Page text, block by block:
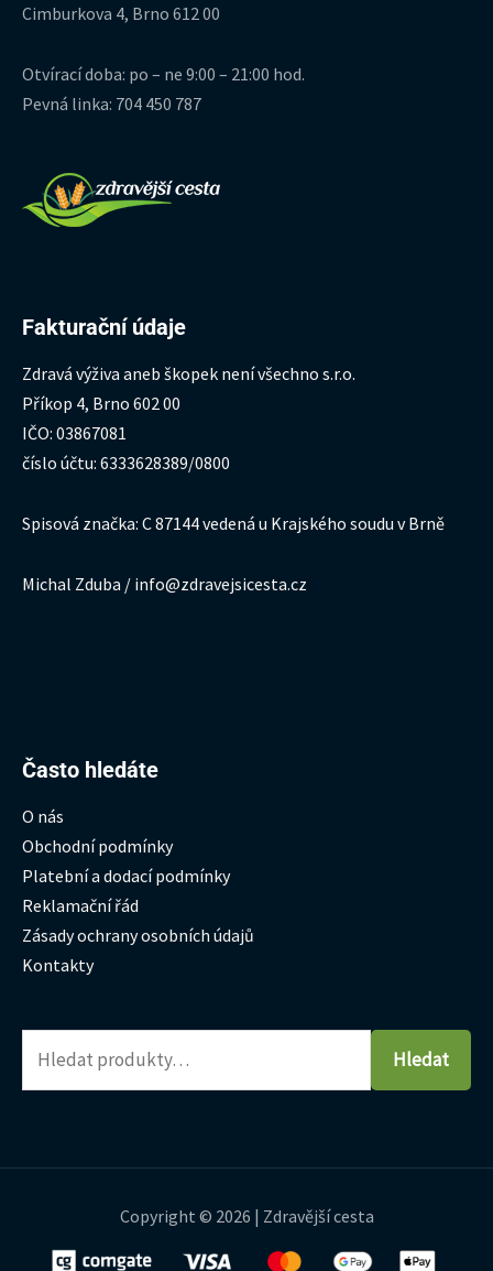
Cimburkova 4, Brno 612 00
Otvírací doba: po – ne 9:00 – 21:00 hod.
Pevná linka: 704 450 787
Fakturační údaje
Zdravá výživa aneb škopek není všechno s.r.o.
Příkop 4, Brno 602 00
IČO: 03867081
číslo účtu: 6333628389/0800
Spisová značka: C 87144 vedená u Krajského soudu v Brně
Michal Zduba / info@zdravejsicesta.cz
Často hledáte
O nás
Obchodní podmínky
Platební a dodací podmínky
Reklamační řád
Zásady ochrany osobních údajů
Kontakty
Hledat:
Hledat
Copyright © 2026 | Zdravější cesta